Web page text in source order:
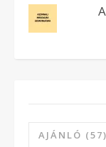
AJÁNLÓ (57)